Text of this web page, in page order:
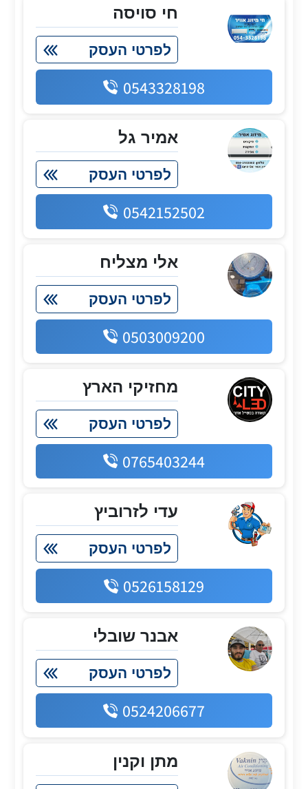
חי סויסה
לפרטי העסק
0543328198
אמיר גל
לפרטי העסק
0542152502
אלי מצליח
לפרטי העסק
0503009200
מחזיקי הארץ
לפרטי העסק
0765403244
עדי לזרוביץ
לפרטי העסק
0526158129
אבנר שובלי
לפרטי העסק
0524206677
מתן וקנין